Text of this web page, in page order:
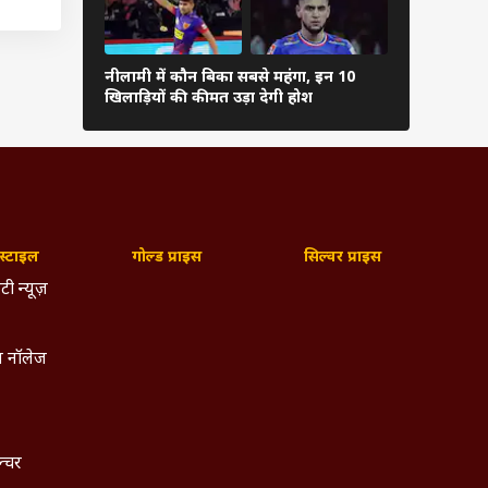
नीलामी में कौन बिका सबसे महंगा, इन 10
खिलाड़ियों की कीमत उड़ा देगी होश
न्यूज़
नॉलेज
गोल्ड प्राइस सिल्वर प्राइस